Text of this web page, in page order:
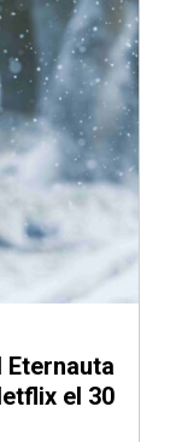
Eternauta
el 30